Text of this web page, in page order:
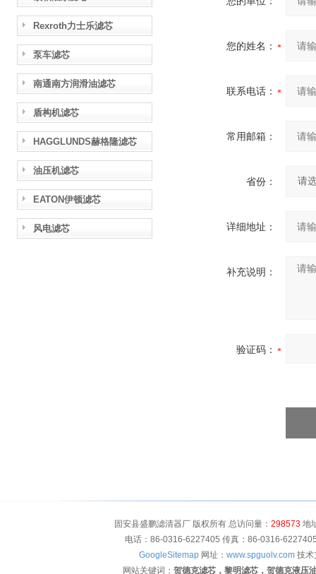
Rexroth力士乐滤芯
泵车滤芯
南通南方润滑油滤芯
盾构机滤芯
HAGGLUNDS赫格隆滤芯
油压机滤芯
EATON伊顿滤芯
风电滤芯
您的姓名：
联系电话：
常用邮箱：
省份：
详细地址：
补充说明：
验证码：
固安县盛鹏滤清器厂 版权所有 总访问量： 298573地
电话：86-0316-6227405 传真：86-0316-
GoogleSitemap 网址： www.spguolv.com 技术
网站关键词： 贺德克滤芯，黎明滤芯，贺德克液压